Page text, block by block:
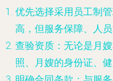
优先选择采用员工制
高，但服务保障、人
查验资质 ：无论是月
照、月嫂的身份证、